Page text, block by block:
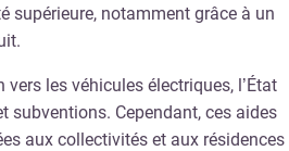
supérieure, notamment grâce à un
les véhicules électriques, l’État
subventions. Cependant, ces aides
aux collectivités et aux résidences